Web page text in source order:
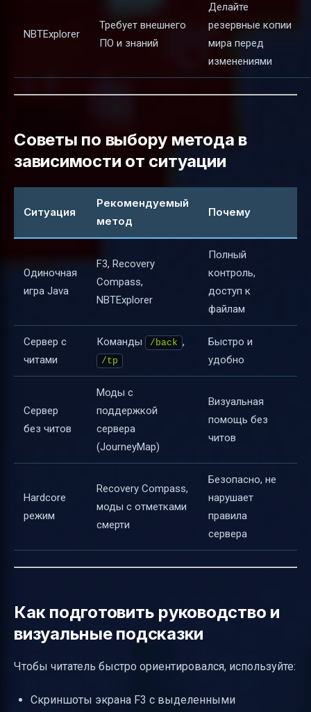
NBTExplorer
Требует внешнего
ПО и знаний
Делайте
резервные копии
мира перед
изменениями
Советы по выбору метода в
зависимости от ситуации
Ситуация
Рекомендуемый
метод
Почему
Одиночная
игра Java
F3, Recovery
Compass,
NBTExplorer
Полный
контроль,
доступ к
файлам
Сервер с
читами
Команды /back ,
/tp
Быстро и
удобно
Сервер
без читов
Моды с
поддержкой
сервера
(JourneyMap)
Визуальная
помощь без
читов
Hardcore
режим
Recovery Compass,
моды с отметками
смерти
Безопасно, не
нарушает
правила
сервера
Как подготовить руководство и
визуальные подсказки
Чтобы читатель быстро ориентировался, используйте:
Скриншоты экрана F3 с выделенными